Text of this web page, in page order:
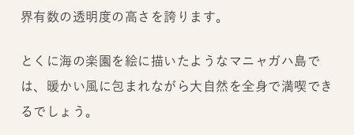
界有数の透明度の高さを誇ります。
とくに海の楽園を絵に描いたようなマニャガハ島で
は、暖かい風に包まれながら大自然を全身で満喫でき
るでしょう。